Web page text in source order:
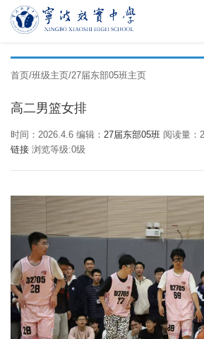
首页/班级主页/27届东部05班主页
高二男篮女排
时间：2026.4.6 编辑： 27届东部05班 阅读量
链接 浏览等级:0级